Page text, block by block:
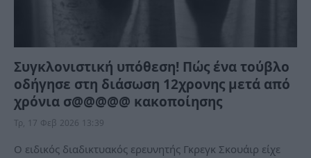
Συγκλονιστική υπόθεση! Πώς ένα τούβλο
οδήγησε στη διάσωση 12χρονης μετά από
χρόνια σ@@@@@ κακοποίησης
Τρ, 17 Φεβ 2026 13:39
Ο ειδικός διαδικτυακός ερευνητής Γκρεγκ Σκουάιρ είχε